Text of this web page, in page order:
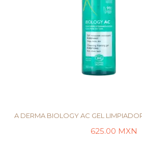
A DERMA BIOLOGY AC GEL
625.00 MXN